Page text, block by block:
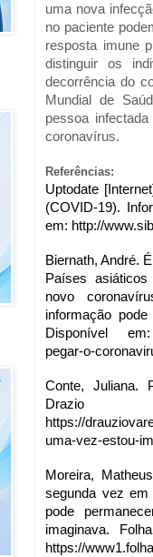
uma nova
no paciente
resposta imune
distinguir os
decorrência do
Mundial de
pessoa
coronavírus.
Referências:
Uptodate
(COVID-19).
em: http://
Biernath, André.
Países
novo
informação
Disponível em:
pegar-o-
Conte, Juliana.
Drazio
https://
uma-vez-estou-
Moreira,
segunda vez
pode
imaginava.
https://